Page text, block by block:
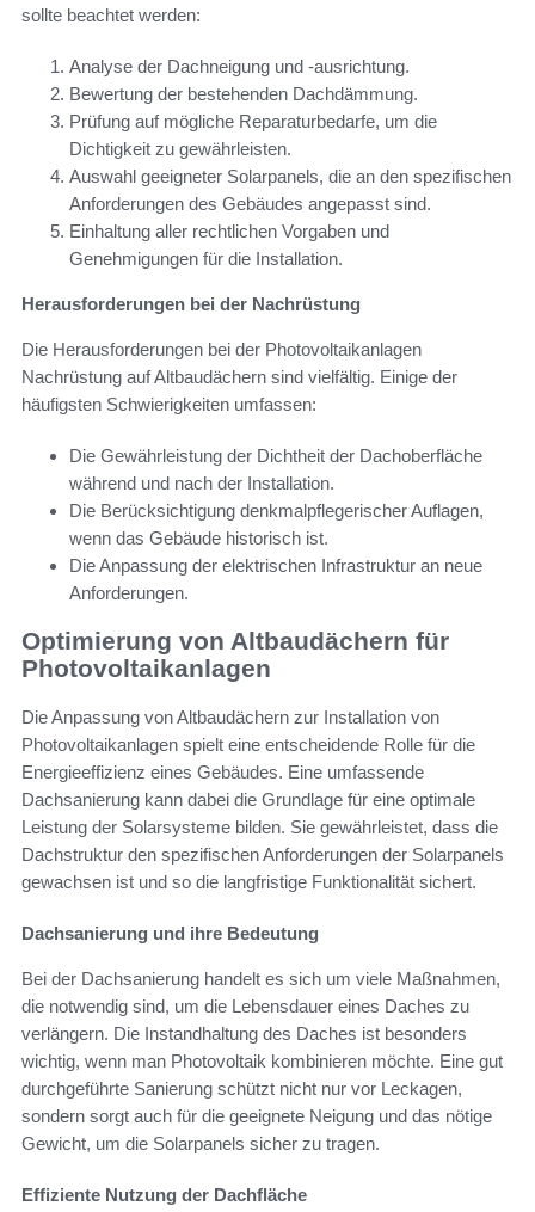
sollte beachtet werden:
Analyse der Dachneigung und -ausrichtung.
Bewertung der bestehenden Dachdämmung.
Prüfung auf mögliche Reparaturbedarfe, um die
Dichtigkeit zu gewährleisten.
Auswahl geeigneter Solarpanels, die an den spezifischen
Anforderungen des Gebäudes angepasst sind.
Einhaltung aller rechtlichen Vorgaben und
Genehmigungen für die Installation.
Herausforderungen bei der Nachrüstung
Die Herausforderungen bei der Photovoltaikanlagen
Nachrüstung auf Altbaudächern sind vielfältig. Einige der
häufigsten Schwierigkeiten umfassen:
Die Gewährleistung der Dichtheit der Dachoberfläche
während und nach der Installation.
Die Berücksichtigung denkmalpflegerischer Auflagen,
wenn das Gebäude historisch ist.
Die Anpassung der elektrischen Infrastruktur an neue
Anforderungen.
Optimierung von Altbaudächern für
Photovoltaikanlagen
Die Anpassung von Altbaudächern zur Installation von
Photovoltaikanlagen spielt eine entscheidende Rolle für die
Energieeffizienz eines Gebäudes. Eine umfassende
Dachsanierung kann dabei die Grundlage für eine optimale
Leistung der Solarsysteme bilden. Sie gewährleistet, dass die
Dachstruktur den spezifischen Anforderungen der Solarpanels
gewachsen ist und so die langfristige Funktionalität sichert.
Dachsanierung und ihre Bedeutung
Bei der Dachsanierung handelt es sich um viele Maßnahmen,
die notwendig sind, um die Lebensdauer eines Daches zu
verlängern. Die Instandhaltung des Daches ist besonders
wichtig, wenn man Photovoltaik kombinieren möchte. Eine gut
durchgeführte Sanierung schützt nicht nur vor Leckagen,
sondern sorgt auch für die geeignete Neigung und das nötige
Gewicht, um die Solarpanels sicher zu tragen.
Effiziente Nutzung der Dachfläche